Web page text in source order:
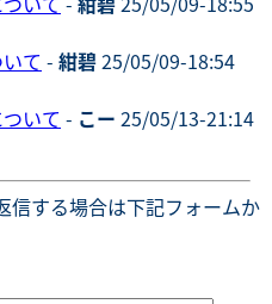
て - 紺碧25/05/09-18:54
いて - こー 25/05/13-21:14
信する場合は下記フォームか